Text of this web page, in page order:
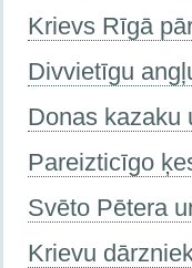
Krievs Rīgā
Divvietīgu
Donas kazaku
Pareizticīgo
Svēto Pētera
Krievu